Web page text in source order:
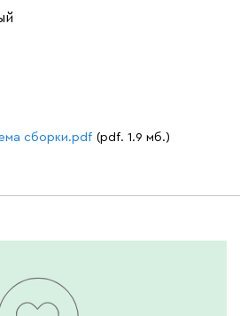
сборки.pdf (pdf. 1.9 мб.)